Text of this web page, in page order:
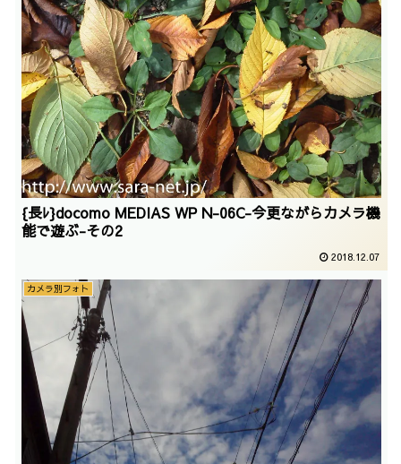
{長ﾚ}docomo MEDIAS WP N-06C-今更ながらカメラ機
能で遊ぶ-その2
2018.12.07
カメラ別フォト